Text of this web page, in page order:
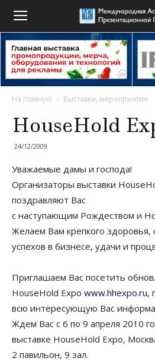
На главную Выставки, мероприятия
HouseHold
24/12/2009
Уважаемые дамы и господа!
Организаторы выставки
поздравляют Вас
с наступающим Рождеством и
Желаем Вам крепкого здоровья,
успехов в бизнесе, удачи и
Приглашаем Вас посетить
HouseHold Expo www.hhexpo.ru,
всю интересующую Вас
Ждем Вас с 6 по 9 апреля 2010
выставке HouseHold Expo,
2 павильон, 9 зал.